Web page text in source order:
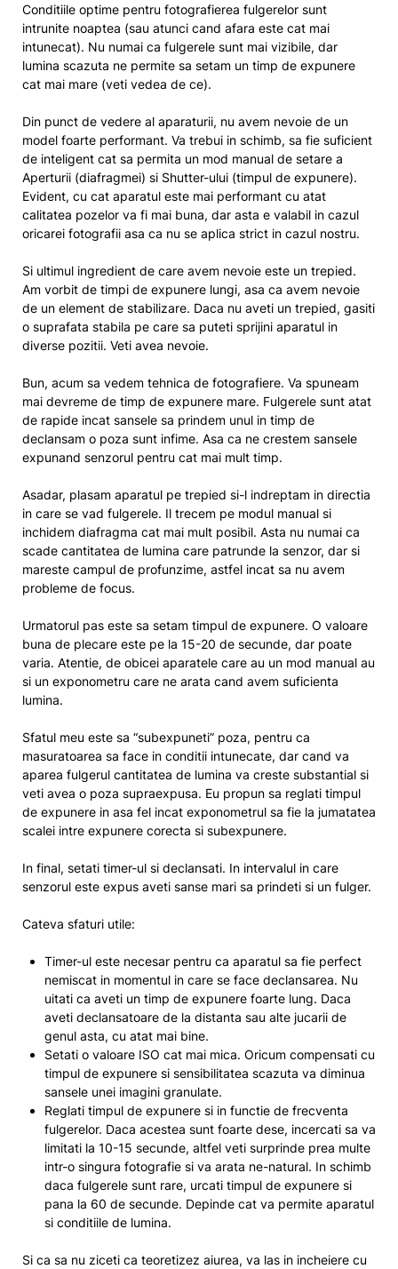
Conditiile optime pentru fotografierea fulgerelor sunt
intrunite noaptea (sau atunci cand afara este cat mai
intunecat). Nu numai ca fulgerele sunt mai vizibile, dar
lumina scazuta ne permite sa setam un timp de expunere
cat mai mare (veti vedea de ce).
Din punct de vedere al aparaturii, nu avem nevoie de un
model foarte performant. Va trebui in schimb, sa fie suficient
de inteligent cat sa permita un mod manual de setare a
Aperturii (diafragmei) si Shutter-ului (timpul de expunere).
Evident, cu cat aparatul este mai performant cu atat
calitatea pozelor va fi mai buna, dar asta e valabil in cazul
oricarei fotografii asa ca nu se aplica strict in cazul nostru.
Si ultimul ingredient de care avem nevoie este un trepied.
Am vorbit de timpi de expunere lungi, asa ca avem nevoie
de un element de stabilizare. Daca nu aveti un trepied, gasiti
o suprafata stabila pe care sa puteti sprijini aparatul in
diverse pozitii. Veti avea nevoie.
Bun, acum sa vedem tehnica de fotografiere. Va spuneam
mai devreme de timp de expunere mare. Fulgerele sunt atat
de rapide incat sansele sa prindem unul in timp de
declansam o poza sunt infime. Asa ca ne crestem sansele
expunand senzorul pentru cat mai mult timp.
Asadar, plasam aparatul pe trepied si-l indreptam in directia
in care se vad fulgerele. Il trecem pe modul manual si
inchidem diafragma cat mai mult posibil. Asta nu numai ca
scade cantitatea de lumina care patrunde la senzor, dar si
mareste campul de profunzime, astfel incat sa nu avem
probleme de focus.
Urmatorul pas este sa setam timpul de expunere. O valoare
buna de plecare este pe la 15-20 de secunde, dar poate
varia. Atentie, de obicei aparatele care au un mod manual au
si un exponometru care ne arata cand avem suficienta
lumina.
Sfatul meu este sa “subexpuneti” poza, pentru ca
masuratoarea sa face in conditii intunecate, dar cand va
aparea fulgerul cantitatea de lumina va creste substantial si
veti avea o poza supraexpusa. Eu propun sa reglati timpul
de expunere in asa fel incat exponometrul sa fie la jumatatea
scalei intre expunere corecta si subexpunere.
In final, setati timer-ul si declansati. In intervalul in care
senzorul este expus aveti sanse mari sa prindeti si un fulger.
Cateva sfaturi utile:
Timer-ul este necesar pentru ca aparatul sa fie perfect
nemiscat in momentul in care se face declansarea. Nu
uitati ca aveti un timp de expunere foarte lung. Daca
aveti declansatoare de la distanta sau alte jucarii de
genul asta, cu atat mai bine.
Setati o valoare ISO cat mai mica. Oricum compensati cu
timpul de expunere si sensibilitatea scazuta va diminua
sansele unei imagini granulate.
Reglati timpul de expunere si in functie de frecventa
fulgerelor. Daca acestea sunt foarte dese, incercati sa va
limitati la 10-15 secunde, altfel veti surprinde prea multe
intr-o singura fotografie si va arata ne-natural. In schimb
daca fulgerele sunt rare, urcati timpul de expunere si
pana la 60 de secunde. Depinde cat va permite aparatul
si conditiile de lumina.
Si ca sa nu ziceti ca teoretizez aiurea, va las in incheiere cu